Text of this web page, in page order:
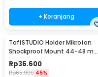
+ Keranjang
TaffSTUDIO Holder Mikrofon
Shockproof Mount 44-48 mm
- SH-100
Rp36.600
Rp65.900 45%